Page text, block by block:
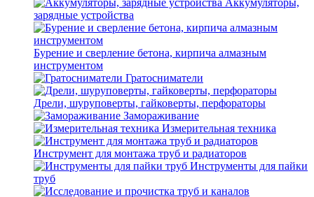
Аккумуляторы,
зарядные устройства
Бурение и сверление бетона, кирпича алмазным
инструментом
Гратосниматели
Дрели, шуруповерты, гайковерты, перфораторы
Замораживание
Измерительная техника
Инструмент для монтажа труб и радиаторов
Инструменты для пайки
труб